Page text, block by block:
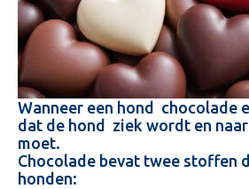
Wanneer een hond chocolade
dat de hond ziek wordt en
moet.
Chocolade bevat twee stoffen
honden: